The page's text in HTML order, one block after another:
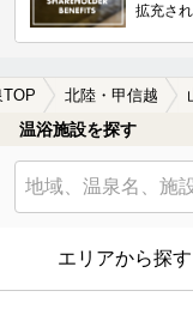
拡充さ
TOP 北陸・甲信越
温浴施設を探す
エリアから探す